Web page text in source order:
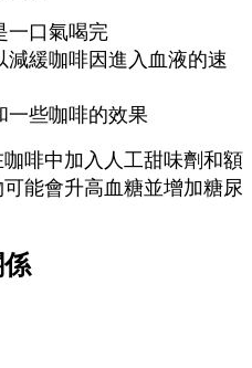
一口氣喝完
減緩咖啡因進入血液的速
一些咖啡的效果
啡中加入人工甜味劑和額
能會升高血糖並增加糖尿